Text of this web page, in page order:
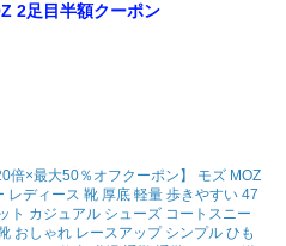
2足目半額クーポン
倍×最大50％オフクーポン】 モズ MOZ
レディース 靴 厚底 軽量 歩きやすい 47
ト カジュアル シューズ コートスニー
おしゃれ レースアップ シンプル ひも